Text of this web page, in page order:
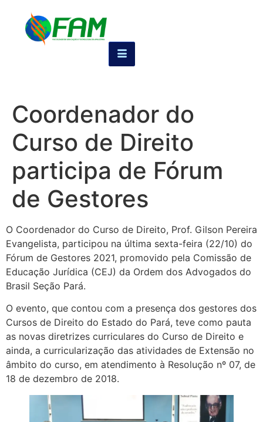
Coordenador do
Curso de Direito
participa de Fórum
de Gestores
O Coordenador do Curso de Direito, Prof. Gilson Pereira
Evangelista, participou na última sexta-feira (22/10) do
Fórum de Gestores 2021, promovido pela Comissão de
Educação Jurídica (CEJ) da Ordem dos Advogados do
Brasil Seção Pará.
O evento, que contou com a presença dos gestores dos
Cursos de Direito do Estado do Pará, teve como pauta
as novas diretrizes curriculares do Curso de Direito e
ainda, a curricularização das atividades de Extensão no
âmbito do curso, em atendimento à Resolução nº 07, de
18 de dezembro de 2018.